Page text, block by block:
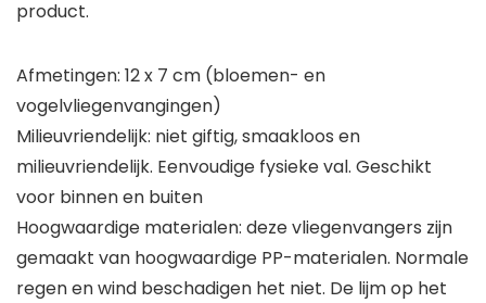
product.
Afmetingen: 12 x 7 cm (bloemen- en
vogelvliegenvangingen)
Milieuvriendelijk: niet giftig, smaakloos en
milieuvriendelijk. Eenvoudige fysieke val. Geschikt
voor binnen en buiten
Hoogwaardige materialen: deze vliegenvangers zijn
gemaakt van hoogwaardige PP-materialen. Normale
regen en wind beschadigen het niet. De lijm op het